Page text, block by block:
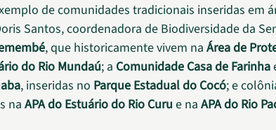
de comunidades tradicionais inseridas em
Santos, coordenadora de Biodiversidade da
, que historicamente vivem na Área de
do Rio Mundaú; a Comunidade Casa de Farinha
, inseridas no Parque Estadual do Cocó; e
na APA do Estuário do Rio Curu e na APA do Rio